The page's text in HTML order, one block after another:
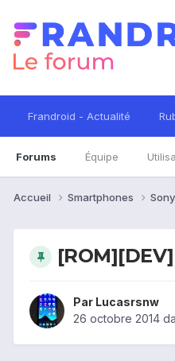
Frandroid - Actualité
Forums Équipe
Accueil Smartphones Sony
Par Lucasrsnw
26 octobre 2014